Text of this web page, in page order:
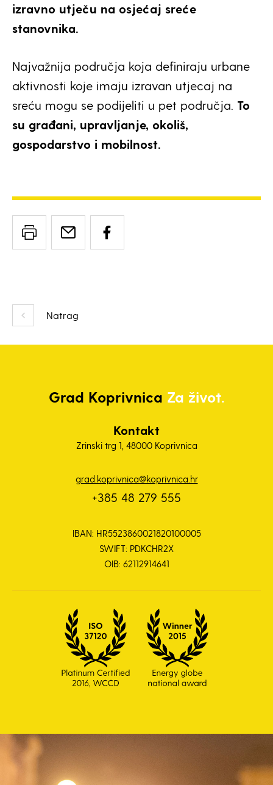
Natrag
izravno utječu na osjećaj sreće
stanovnika.
Najvažnija područja koja definiraju urbane
aktivnosti koje imaju izravan utjecaj na
sreću mogu se podijeliti u pet područja. To
su građani, upravljanje, okoliš,
gospodarstvo i mobilnost.
Grad Koprivnica Za život.
Kontakt
Zrinski trg 1, 48000 Koprivnica
grad.koprivnica@koprivnica.hr
+385 48 279 555
IBAN: HR5523860021820100005
SWIFT: PDKCHR2X
OIB: 62112914641